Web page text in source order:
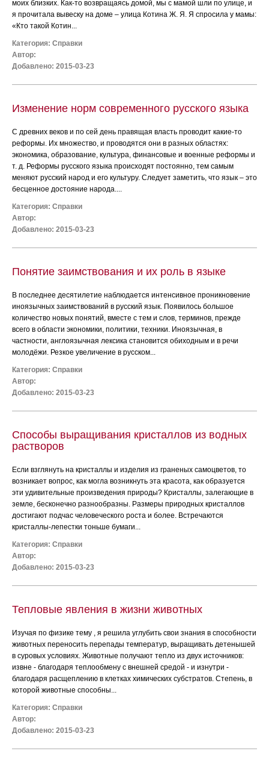
моих близких. Как-то возвращаясь домой, мы с мамой шли по улице, и
я прочитала вывеску на доме – улица Котина Ж. Я. Я спросила у мамы:
«Кто такой Котин...
Категория: Справки
Автор:
Добавлено: 2015-03-23
Изменение норм современного русского языка
С древних веков и по сей день правящая власть проводит какие-то
реформы. Их множество, и проводятся они в разных областях:
экономика, образование, культура, финансовые и военные реформы и
т. д. Реформы русского языка происходят постоянно, тем самым
меняют русский народ и его культуру. Следует заметить, что язык – это
бесценное достояние народа....
Категория: Справки
Автор:
Добавлено: 2015-03-23
Понятие заимствования и их роль в языке
В последнее десятилетие наблюдается интенсивное проникновение
иноязычных заимствований в русский язык. Появилось большое
количество новых понятий, вместе с тем и слов, терминов, прежде
всего в области экономики, политики, техники. Иноязычная, в
частности, англоязычная лексика становится обиходным и в речи
молодёжи. Резкое увеличение в русском...
Категория: Справки
Автор:
Добавлено: 2015-03-23
Способы выращивания кристаллов из водных
растворов
Если взглянуть на кристаллы и изделия из граненых самоцветов, то
возникает вопрос, как могла возникнуть эта красота, как образуется
эти удивительные произведения природы? Кристаллы, залегающие в
земле, бесконечно разнообразны. Размеры природных кристаллов
достигают подчас человеческого роста и более. Встречаются
кристаллы-лепестки тоньше бумаги...
Категория: Справки
Автор:
Добавлено: 2015-03-23
Тепловые явления в жизни животных
Изучая по физике тему , я решила углубить свои знания в способности
животных переносить перепады температур, выращивать детенышей
в суровых условиях. Животные получают тепло из двух источников:
извне - благодаря теплообмену с внешней средой - и изнутри -
благодаря расщеплению в клетках химических субстратов. Степень, в
которой животные способны...
Категория: Справки
Автор:
Добавлено: 2015-03-23